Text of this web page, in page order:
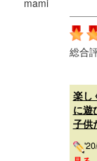
mami
総合
楽し
に遊
子供